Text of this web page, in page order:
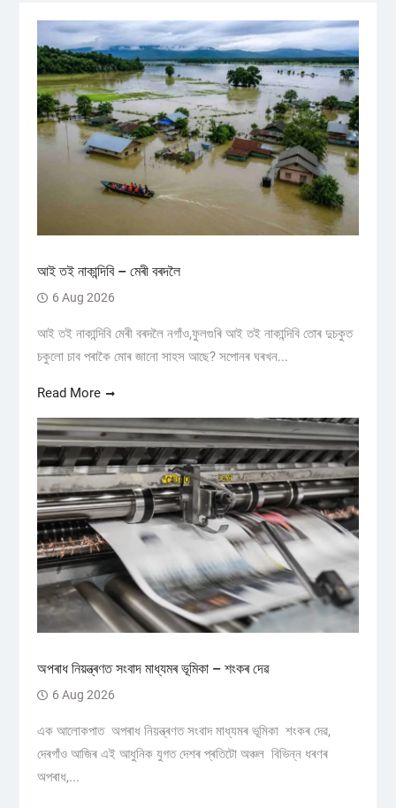
আই তই নাকান্দিবি – মেৰী বৰদলৈ
6 Aug 2026
আই তই নাকান্দিবি মেৰী বৰদলৈ নগাঁও,ফুলগুৰি আই তই নাকান্দিবি তোৰ দুচকুত
চকুলো চাব পৰাকৈ মোৰ জানো সাহস আছে? সপোনৰ ঘৰখন...
Read More
অপৰাধ নিয়ন্ত্ৰণত সংবাদ মাধ্যমৰ ভূমিকা – শংকৰ দেৱ
6 Aug 2026
এক আলোকপাত অপৰাধ নিয়ন্ত্ৰণত সংবাদ মাধ্যমৰ ভূমিকা শংকৰ দেৱ,
দেৰগাঁও আজিৰ এই আধুনিক যুগত দেশৰ প্ৰতিটো অঞ্চল বিভিন্ন ধৰণৰ
অপৰাধ,...